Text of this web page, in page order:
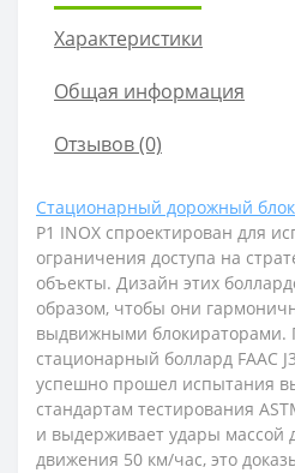
Характеристики
Общая информация
Отзывов (0)
Стационарный дорожный
P1 INOX спроектирован для
ограничения доступа на
объекты. Дизайн этих
образом, чтобы они
выдвижными блокираторами.
стационарный боллард FAAC
успешно прошел испытания
стандартам тестирования
и выдерживает удары массой
движения 50 км/час, это